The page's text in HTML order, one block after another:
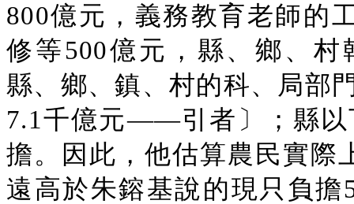
800億元，義務教育老師的
修等500億元，縣、鄉、
縣、鄉、鎮、村的科、局部
7.1千億元——引者〕；縣以
擔。因此，他估算農民實際
遠高於朱鎔基說的現只負